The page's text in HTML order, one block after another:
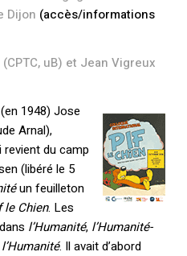
Dijon (accès/informations
uB) et Jean Vigreux
1948) Jose
Arnal),
revient du camp
(libéré le 5
un feuilleton
le Chien. Les
l’Humanité, l’Humanité-
. Il avait d’abord